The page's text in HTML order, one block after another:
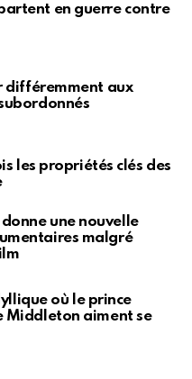
en guerre contre
différemment aux
les propriétés clés des
une nouvelle
malgré
où le prince
Middleton aiment se